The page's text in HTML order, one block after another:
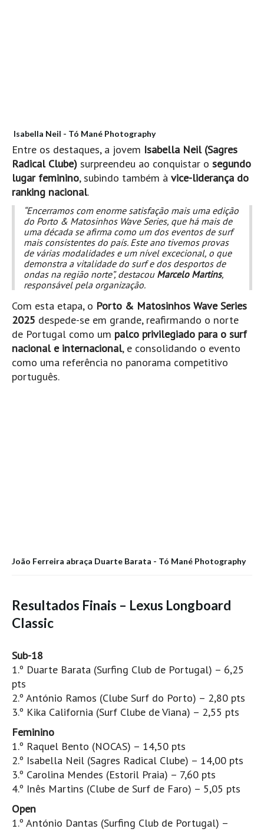
Praia Grande Panorâmica HD
LINHA DE CASCAIS/ESTORIL
Guincho Norte
São Pedro do estoril
Parede
Carcavelos HD
Carcavelos Secret HD
Carcavelos - Calhau
COSTA DA CAPARICA HD
Costa da Caparica - C.I.Surf HD
Costa da Caparica - Praia Norte HD
Costa da Caparica - Praia CDS - HD
Costa da Caparica - Marcelino Beach Cafe HD
Costa da Caparica - Fonte da Telha HD
Laje, Contreiras e Ribeira da Janela HD
Bali - Kuta e Kuta Reef HD
Bali - Keramas HD
Ver Todas
Entrevistas
Nacionais
Exclusivas
Perfil da semana
Análises
Opinião
Isabella Neil - Tó Mané Photography
Entre os destaques, a jovem Isabella Neil (Sagres
Radical Clube) surpreendeu ao conquistar o segundo
lugar feminino, subindo também à vice-liderança do
ranking nacional.
“Encerramos com enorme satisfação mais uma edição
do Porto & Matosinhos Wave Series, que há mais de
uma década se afirma como um dos eventos de surf
mais consistentes do país. Este ano tivemos provas
de várias modalidades e um nível excecional, o que
demonstra a vitalidade do surf e dos desportos de
ondas na região norte”, destacou Marcelo Martins,
responsável pela organização.
Com esta etapa, o Porto & Matosinhos Wave Series
2025 despede-se em grande, reafirmando o norte
de Portugal como um palco privilegiado para o surf
nacional e internacional, e consolidando o evento
como uma referência no panorama competitivo
português.
João Ferreira abraça Duarte Barata - Tó Mané Photography
Resultados Finais – Lexus Longboard
Classic
Sub-18
1.º Duarte Barata (Surfing Club de Portugal) – 6,25
pts
2.º António Ramos (Clube Surf do Porto) – 2,80 pts
3.º Kika California (Surf Clube de Viana) – 2,55 pts
Feminino
1.º Raquel Bento (NOCAS) – 14,50 pts
2.º Isabella Neil (Sagres Radical Clube) – 14,00 pts
3.º Carolina Mendes (Estoril Praia) – 7,60 pts
4.º Inês Martins (Clube de Surf de Faro) – 5,05 pts
Open
1.º António Dantas (Surfing Club de Portugal) –